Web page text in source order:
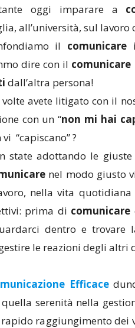
oggi imparare a
all’università, sul lavoro
il comunicare
dire con il comunicare
dall’altra persona!
volte avete litigato con il
con un “non mi hai
“capiscano” ?
state adottando le
nel modo giusto
nella vita
prima di comunicare
dentro e trovare
le reazioni degli altri
Efficace
serenità nella
raggiungimento